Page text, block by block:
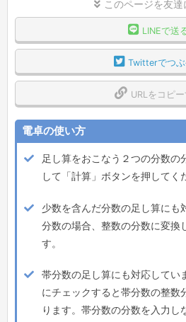
このページを友達
LINEで送
Twitterでつぶ
URLをコピー
電卓の使い方
足し算をおこなう２つの分数の
して「計算」ボタンを押してく
少数を含んだ分数の足し算にも
分数の場合、整数の分数に変換
す。
帯分数の足し算にも対応してい
にチェックすると帯分数の整数
ります。帯分数の分数を入力し